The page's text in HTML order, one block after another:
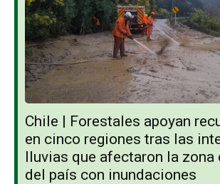
Chile | Forestales apoyan
en cinco regiones tras las
lluvias que afectaron la zona
del país con inundaciones